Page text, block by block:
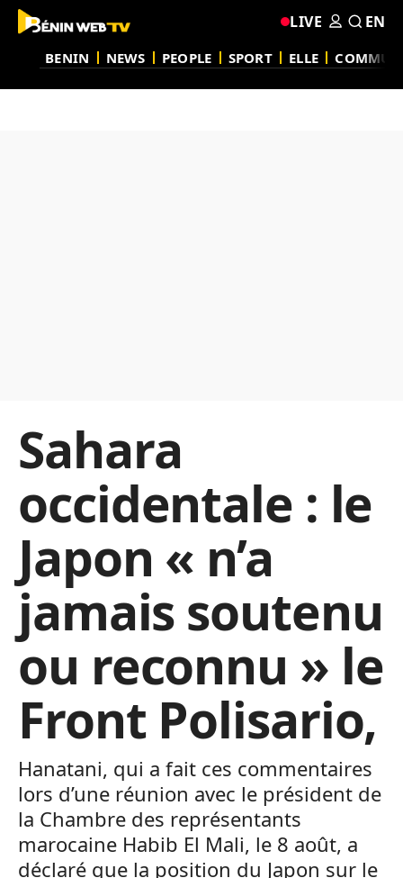
BENIN NEWS PEOPLE SPORT ELLE
LIVE EN
Sahara
occidentale : le
Japon « n’a
jamais soutenu
ou reconnu » le
Front Polisario,
Hanatani, qui a fait ces commentaires
lors d’une réunion avec le président de
la Chambre des représentants
marocaine Habib El Mali, le 8 août, a
déclaré que la position du Japon sur le